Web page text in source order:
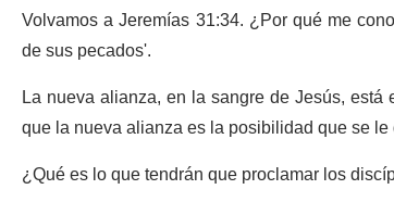
Volvamos a Jeremías 31:34. ¿Por qué me
de sus pecados'.
La nueva alianza, en la sangre de Jesús,
que la nueva alianza es la posibilidad que se
¿Qué es lo que tendrán que proclamar los